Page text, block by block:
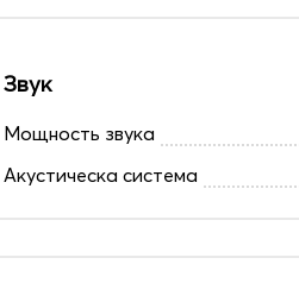
Звук
Мощность звука
Акустическа система